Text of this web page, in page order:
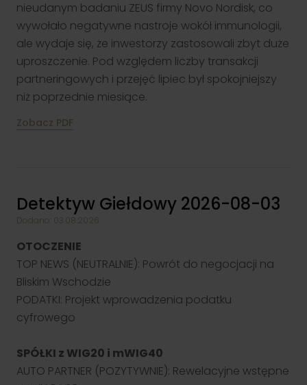
nieudanym badaniu ZEUS firmy Novo Nordisk, co
wywołało negatywne nastroje wokół immunologii,
ale wydaje się, że inwestorzy zastosowali zbyt duże
uproszczenie. Pod względem liczby transakcji
partneringowych i przejęć lipiec był spokojniejszy
niż poprzednie miesiące.
Zobacz PDF
Detektyw Giełdowy 2026-08-03
Dodano: 03.08.2026
OTOCZENIE
TOP NEWS (NEUTRALNIE): Powrót do negocjacji na
Bliskim Wschodzie
PODATKI: Projekt wprowadzenia podatku
cyfrowego
SPÓŁKI z WIG20 i mWIG40
AUTO PARTNER (POZYTYWNIE): Rewelacyjne wstępne